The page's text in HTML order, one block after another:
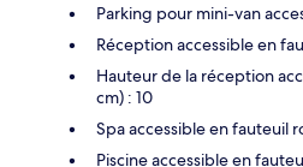
Parking pour mini-van
Réception accessible en
Hauteur de la réception
cm) : 10
Spa accessible en fauteuil
Piscine accessible en